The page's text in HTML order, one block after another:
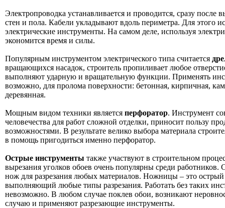
Электропроводка устанавливается и проводится, сразу после
стен и пола. Кабели укладывают вдоль периметра. Для этого
электрические инструменты. На самом деле, используя
экономится время и силы.
Популярным инструментом электрического типа считается
вращающихся насадок, строитель пропиливает любое
выполняют ударную и вращательную функции. Применять
возможно, для пролома поверхности: бетонная, кирпичная,
деревянная.
Мощным видом техники является перфоратор. Инструмент
человечества для работ сложной отделки, приносит пользу
возможностями. В результате велико выбора материала
в помощь пригодиться именно перфоратор.
Острые инструменты также участвуют в строительном
вырезания уголков обоев очень популярны среди работников.
нож для разрезания любых материалов. Ножницы – это острый
выполняющий любые типы разрезания. Работать без таких
невозможно. В любом случае поклев обои, возникают
случаю и применяют разрезающие инструменты.